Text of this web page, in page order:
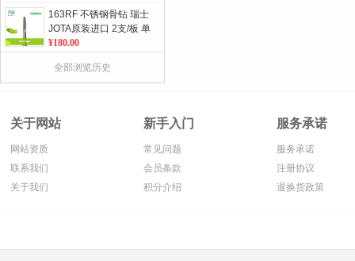
163RF 不锈钢骨钻 瑞士
JOTA原装进口 2支/板 单
位：板
¥180.00
882 圆柱形带锥度金刚
针 瑞士JOTA原装进口 5
JOTA原装进口 5支/盒 单
全部浏览历史
关于网站
网站资质
联系我们
关于我们
新手入门
常见问题
会员条款
积分介绍
服务承诺
服务承诺
注册协议
退换货政策